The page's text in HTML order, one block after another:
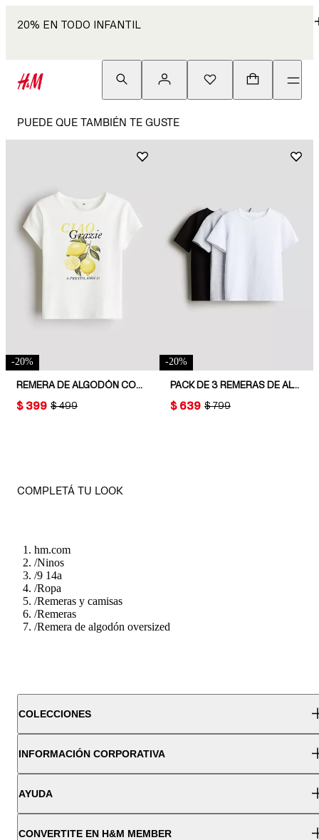
20% EN TODO INFANTIL
PUEDE QUE TAMBIÉN TE GUSTE
-20%
REMERA DE ALGODÓN CON DISEÑO ESTAMPADO
ORIGINAL PRICE:
$ 499
PRICE:
$ 399
-20%
PACK DE 3 REMERAS DE ALGODÓN
ORIGINAL PRICE:
$ 799
PRICE:
$ 639
COMPLETÁ TU LOOK
hm.com
/Ninos
/9 14a
/Ropa
/Remeras y camisas
/Remeras
/Remera de algodón oversized
COLECCIONES
INFORMACIÓN CORPORATIVA
AYUDA
CONVERTITE EN H&M MEMBER